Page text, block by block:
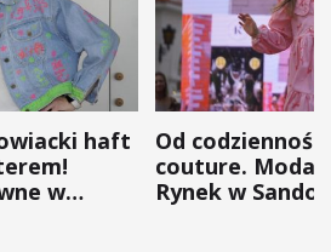
haft
w
Od
couture. Moda
Rynek w